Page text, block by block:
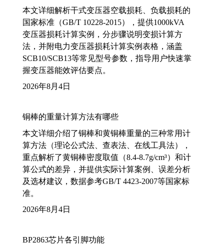
本文详细解析干式变压器空载损耗、负载损耗的
国家标准（GB/T 10228-2015），提供1000kVA
变压器损耗计算实例，分步骤说明变损计算方
法，并附电力变压器损耗计算实例表格，涵盖
SCB10/SCB13等常见型号参数，指导用户快速掌
握变压器能效评估要点。
2026年8月4日
铜棒的重量计算方法有哪些
本文详细介绍了铜棒和黄铜棒重量的三种常用计
算方法（理论公式法、查表法、在线工具法），
重点解析了黄铜棒密度取值（8.4-8.7g/cm³）和计
算公式的差异，并提供实际计算案例、误差分析
及选材建议，数据参考GB/T 4423-2007等国家标
准。
2026年8月4日
BP2863芯片各引脚功能